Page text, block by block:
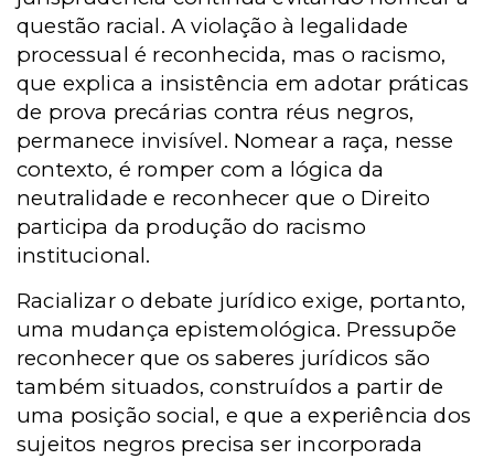
questão racial. A violação à legalidade
processual é reconhecida, mas o racismo,
que explica a insistência em adotar práticas
de prova precárias contra réus negros,
permanece invisível. Nomear a raça, nesse
contexto, é romper com a lógica da
neutralidade e reconhecer que o Direito
participa da produção do racismo
institucional.
Racializar o debate jurídico exige, portanto,
uma mudança epistemológica. Pressupõe
reconhecer que os saberes jurídicos são
também situados, construídos a partir de
uma posição social, e que a experiência dos
sujeitos negros precisa ser incorporada